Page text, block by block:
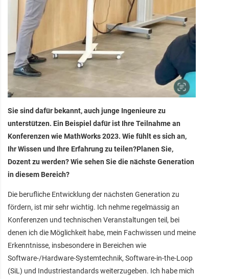
Sie sind dafür bekannt, auch junge Ingenieure zu
unterstützen. Ein Beispiel dafür ist Ihre Teilnahme an
Konferenzen wie MathWorks 2023. Wie fühlt es sich an,
Ihr Wissen und Ihre Erfahrung zu teilen?Planen Sie,
Dozent zu werden? Wie sehen Sie die nächste Generation
in diesem Bereich?
Die berufliche Entwicklung der nächsten Generation zu
fördern, ist mir sehr wichtig. Ich nehme regelmässig an
Konferenzen und technischen Veranstaltungen teil, bei
denen ich die Möglichkeit habe, mein Fachwissen und meine
Erkenntnisse, insbesondere in Bereichen wie
Software-/Hardware-Systemtechnik, Software-in-the-Loop
(SiL) und Industriestandards weiterzugeben. Ich habe mich